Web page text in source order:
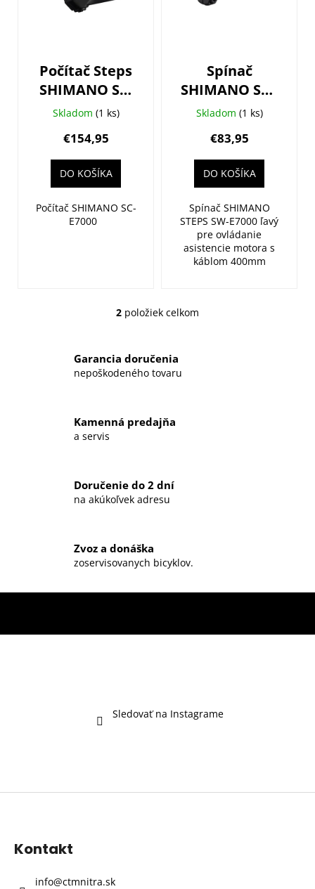
Počítač Steps
SHIMANO SC-
E7000 s
objímka
31,8/35mm
Skladom (1 ks)
€154,95
DO KOŠÍKA
Počítač SHIMANO SC-
E7000
Spínač
SHIMANO SW-
E7000
Skladom (1 ks)
€83,95
DO KOŠÍKA
Spínač SHIMANO
STEPS SW-E7000 ľavý
pre ovládanie
asistencie motora s
káblom 400mm
O
á
d
i
v
k
p
s
2 položiek celkom
Garancia doručenia
nepoškodeného tovaru
Kamenná predajňa
a servis
Doručenie do 2 dní
na akúkoľvek adresu
Zvoz a donáška
zoservisovanych bicyklov.
Sledovať na Instagrame
Z
Kontakt
info@ctmnitra.sk